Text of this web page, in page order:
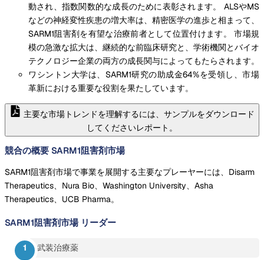
動され、指数関数的な成長のために表彰されます。 ALSやMS
などの神経変性疾患の増大率は、精密医学の進歩と相まって、
SARM1阻害剤を有望な治療前者として位置付けます。 市場規
模の急激な拡大は、継続的な前臨床研究と、学術機関とバイオ
テクノロジー企業の両方の成長関与によってもたらされます。
ワシントン大学は、SARM1研究の助成金64%を受領し、市場
革新における重要な役割を果たしています。
主要な市場トレンドを理解するには、サンプルをダウンロード
してくださいレポート。
競合の概要 SARM1阻害剤市場
SARM1阻害剤市場で事業を展開する主要なプレーヤーには、Disarm
Therapeutics、Nura Bio、Washington University、Asha
Therapeutics、UCB Pharma。
SARM1阻害剤市場 リーダー
武装治療薬